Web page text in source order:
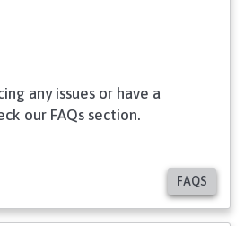
any issues or have a
our FAQs section.
FAQS